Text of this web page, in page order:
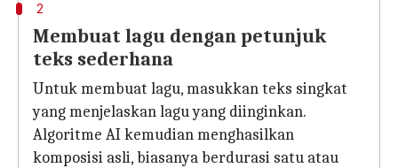
2
Membuat lagu dengan petunjuk
teks sederhana
Untuk membuat lagu, masukkan teks singkat
yang menjelaskan lagu yang diinginkan.
Algoritme AI kemudian menghasilkan
komposisi asli, biasanya berdurasi satu atau